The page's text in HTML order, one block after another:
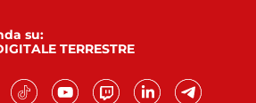
su:
TERRESTRE